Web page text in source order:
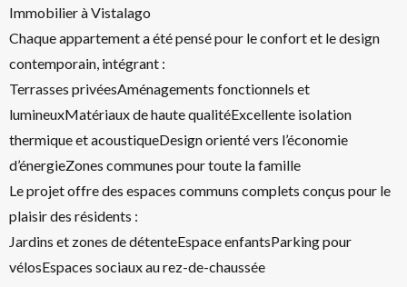
Immobilier à Vistalago
Chaque appartement a été pensé pour le confort et le design
contemporain, intégrant :
Terrasses privéesAménagements fonctionnels et
lumineuxMatériaux de haute qualitéExcellente isolation
thermique et acoustiqueDesign orienté vers l’économie
d’énergieZones communes pour toute la famille
Le projet offre des espaces communs complets conçus pour le
plaisir des résidents :
Jardins et zones de détenteEspace enfantsParking pour
vélosEspaces sociaux au rez-de-chaussée